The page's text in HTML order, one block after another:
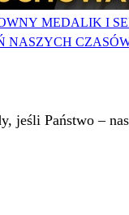
MEDALIK I
NASZYCH
jeśli Państwo –